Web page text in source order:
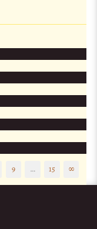
9 … 15 ∞